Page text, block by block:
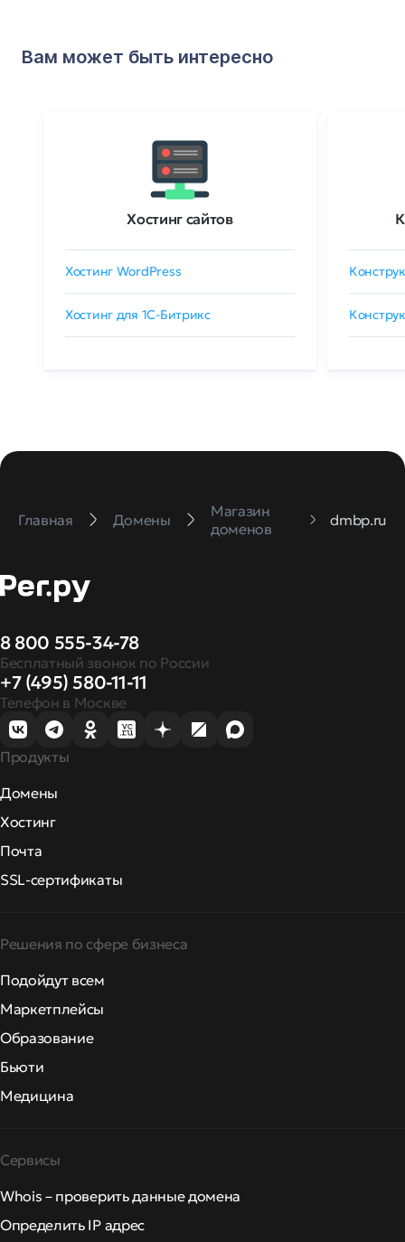
Вам может быть интересно
Хостинг сайтов
Хостинг WordPress
Хостинг для 1C-Битрикс
Главная Домены
Магазин
доменов
dmbp.ru
8 800 555-34-78
Бесплатный звонок по России
+7 (495) 580-11-11
Телефон в Москве
Продукты
Домены
Хостинг
Почта
SSL-сертификаты
Решения по сфере бизнеса
Подойдут всем
Маркетплейсы
Образование
Бьюти
Медицина
Сервисы
Whois – проверить данные домена
Определить IP адрес